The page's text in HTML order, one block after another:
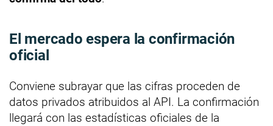
El mercado espera la confirmación
oficial
Conviene subrayar que las cifras proceden de
datos privados atribuidos al API. La confirmación
llegará con las estadísticas oficiales de la